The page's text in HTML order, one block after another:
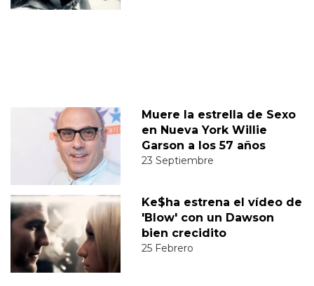
Muere la estrella de Sexo
en Nueva York Willie
Garson a los 57 años
23 Septiembre
Ke$ha estrena el vídeo de
'Blow' con un Dawson
bien crecidito
25 Febrero